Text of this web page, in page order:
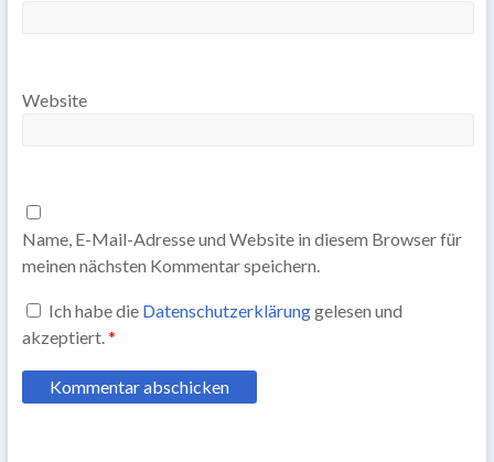
Website
Name, E-Mail-Adresse und Website in diesem Browser für
meinen nächsten Kommentar speichern.
Ich habe die Datenschutzerklärunggelesen und
akzeptiert.*